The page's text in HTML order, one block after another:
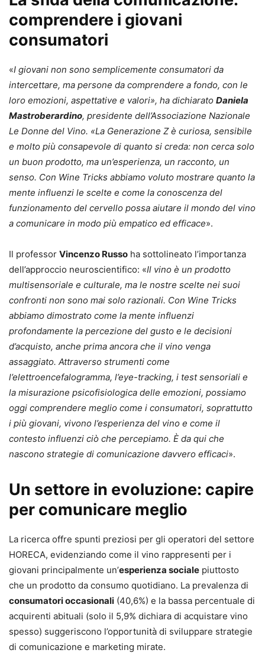
comprendere i giovani
consumatori
«I giovani non sono semplicemente consumatori da
intercettare, ma persone da comprendere a fondo, con le
loro emozioni, aspettative e valori», ha dichiarato Daniela
Mastroberardino, presidente dell’Associazione Nazionale
Le Donne del Vino. «La Generazione Z è curiosa, sensibile
e molto più consapevole di quanto si creda: non cerca solo
un buon prodotto, ma un’esperienza, un racconto, un
senso. Con Wine Tricks abbiamo voluto mostrare quanto la
mente influenzi le scelte e come la conoscenza del
funzionamento del cervello possa aiutare il mondo del vino
a comunicare in modo più empatico ed efficace».
Il professor Vincenzo Russo ha sottolineato l’importanza
dell’approccio neuroscientifico: «Il vino è un prodotto
multisensoriale e culturale, ma le nostre scelte nei suoi
confronti non sono mai solo razionali. Con Wine Tricks
abbiamo dimostrato come la mente influenzi
profondamente la percezione del gusto e le decisioni
d’acquisto, anche prima ancora che il vino venga
assaggiato. Attraverso strumenti come
l’elettroencefalogramma, l’eye-tracking, i test sensoriali e
la misurazione psicofisiologica delle emozioni, possiamo
oggi comprendere meglio come i consumatori, soprattutto
i più giovani, vivono l’esperienza del vino e come il
contesto influenzi ciò che percepiamo. È da qui che
nascono strategie di comunicazione davvero efficaci».
Un settore in evoluzione: capire
per comunicare meglio
La ricerca offre spunti preziosi per gli operatori del settore
HORECA, evidenziando come il vino rappresenti per i
giovani principalmente un’esperienza sociale piuttosto
che un prodotto da consumo quotidiano. La prevalenza di
consumatori occasionali (40,6%) e la bassa percentuale di
acquirenti abituali (solo il 5,9% dichiara di acquistare vino
spesso) suggeriscono l’opportunità di sviluppare strategie
di comunicazione e marketing mirate.